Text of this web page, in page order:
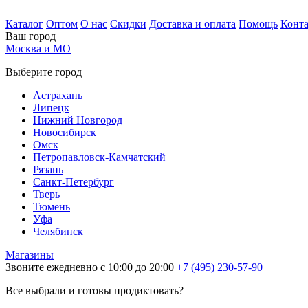
Каталог Оптом О нас Скидки Доставка и оплата Помощь
Ваш город
Москва и МО
Выберите город
Астрахань
Липецк
Нижний Новгород
Новосибирск
Омск
Петропавловск-Камчатский
Рязань
Санкт-Петербург
Тверь
Тюмень
Уфа
Челябинск
Магазины
Звоните ежедневно с 10:00 до 20:00 +7 (495) 230-57-90
Все выбрали и готовы продиктовать?